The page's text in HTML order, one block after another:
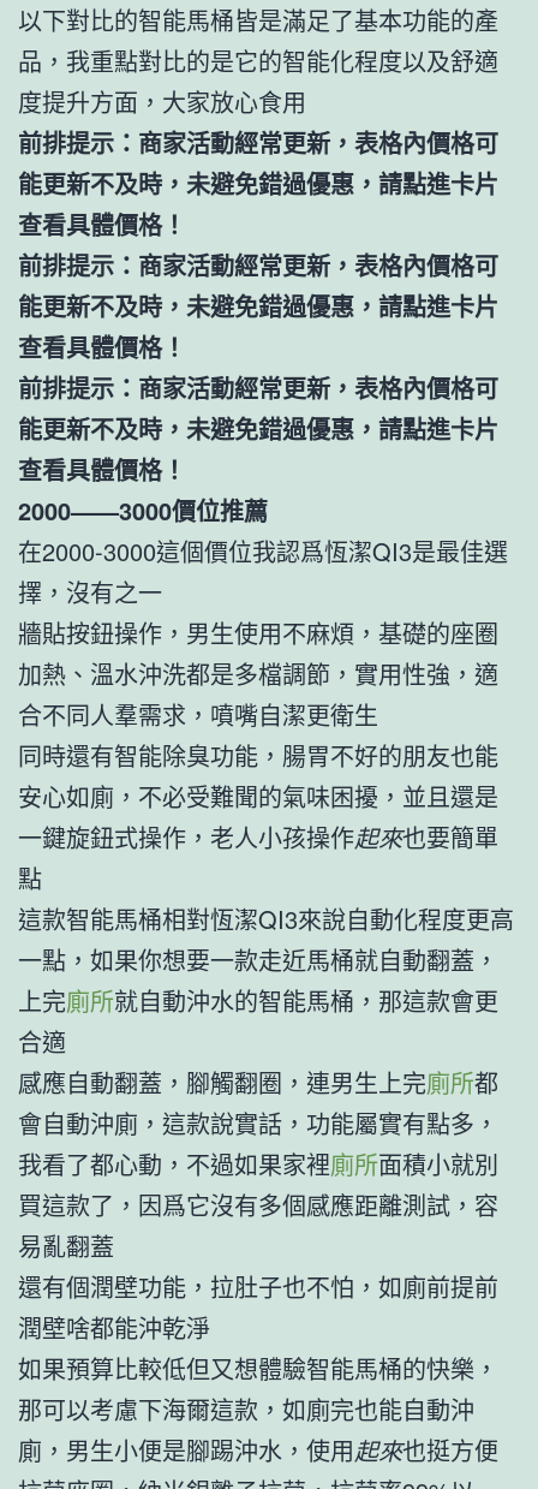
以下對比的智能馬桶皆是滿足了基本功能的產
品，我重點對比的是它的智能化程度以及舒適
度提升方面，大家放心食用
前排提示：商家活動經常更新，表格內價格可
能更新不及時，未避免錯過優惠，請點進卡片
查看具體價格！
前排提示：商家活動經常更新，表格內價格可
能更新不及時，未避免錯過優惠，請點進卡片
查看具體價格！
前排提示：商家活動經常更新，表格內價格可
能更新不及時，未避免錯過優惠，請點進卡片
查看具體價格！
2000——3000價位推薦
在2000-3000這個價位我認爲恆潔QI3是最佳選
擇，沒有之一
牆貼按鈕操作，男生使用不麻煩，基礎的座圈
加熱、溫水沖洗都是多檔調節，實用性強，適
合不同人羣需求，噴嘴自潔更衛生
同時還有智能除臭功能，腸胃不好的朋友也能
安心如廁，不必受難聞的氣味困擾，並且還是
一鍵旋鈕式操作，老人小孩操作起來也要簡單
點
這款智能馬桶相對恆潔QI3來說自動化程度更高
一點，如果你想要一款走近馬桶就自動翻蓋，
上完廁所就自動沖水的智能馬桶，那這款會更
合適
感應自動翻蓋，腳觸翻圈，連男生上完廁所都
會自動沖廁，這款說實話，功能屬實有點多，
我看了都心動，不過如果家裡廁所面積小就別
買這款了，因爲它沒有多個感應距離測試，容
易亂翻蓋
還有個潤壁功能，拉肚子也不怕，如廁前提前
潤壁啥都能沖乾淨
如果預算比較低但又想體驗智能馬桶的快樂，
那可以考慮下海爾這款，如廁完也能自動沖
廁，男生小便是腳踢沖水，使用起來也挺方便